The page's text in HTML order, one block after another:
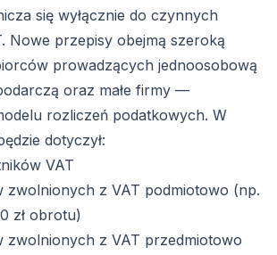
się wyłącznie do czynnych
Nowe przepisy obejmą szeroką
prowadzących jednoosobową
oraz małe firmy —
rozliczeń podatkowych. W
dotyczył:
VAT
zwolnionych z VAT podmiotowo (np.
zł obrotu)
zwolnionych z VAT przedmiotowo